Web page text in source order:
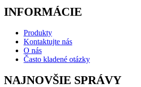
INFORMÁCIE
Produkty
Kontaktujte nás
O nás
Často kladené otázky
NAJNOVŠIE SPRÁVY